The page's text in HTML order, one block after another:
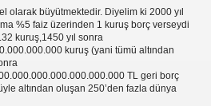
olarak büyütmektedir. Diyelim ki 2000 yıl
%5 faiz üzerinden 1 kuruş borç verseydi
kuruş,1450 yıl sonra
kuruş (yani tümü altından
TL geri borç
altından oluşan 250’den fazla dünya